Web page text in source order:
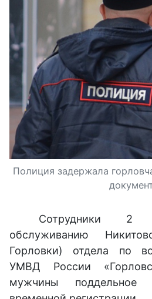
Полиция задержала
Сотрудники 2
обслуживанию
Горловки) отдела по
УМВД России
мужчины поддельное